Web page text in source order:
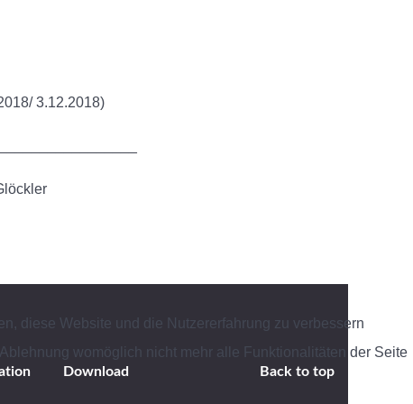
3.12.2018)
Download Back to top
diese Website und die Nutzererfahrung zu verbessern
womöglich nicht mehr alle Funktionalitäten der Seite